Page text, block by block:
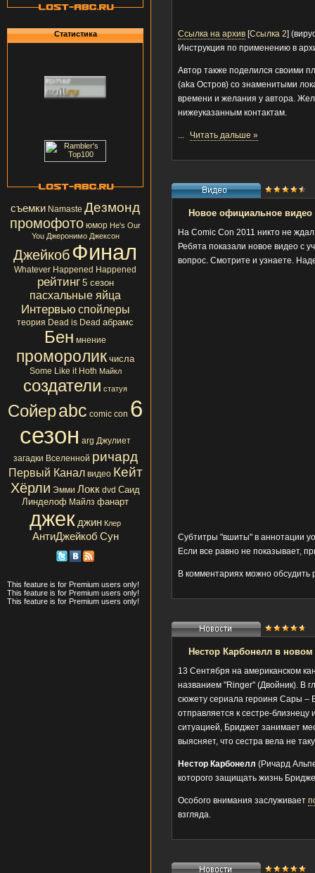
Статистика
съемки Namaste Дезмонд
промофото юмор He's Our
You Джеронимо Джексон
ДжейкобФинал
Whatever Happened Happened
рейтинг 5 сезон
пасхальные яйца
Интервью спойлеры
теория Dead is Dead абрамс
Бен мнение
проморолик числа
Some Like it Hoth Майкл
создатели статуя
Сойерabc comic con 6
сезон arg Джулиет
загадки Вселенной ричард
Первый Канал видео Кейт
Хёрли Эмми Локк dvd Саид
Линделоф Майлз фанарт
джек джин Клер
АнтиДжейкоб Сун
This feature is for Premium users only!
This feature is for Premium users only!
This feature is for Premium users only!
Ссылка на архив [Ссылка 2]
Инструкция по применению в
Автор также поделился своими
(aka Остров) со знаменитыми
времени и желания у автора.
нижеуказанным контактам.
... Читать дальше »
Новое официальное видео
На Comic Con 2011 никто не
Ребята показали новое видео с
вопрос. Смотрите и узнаете.
Субтитры "вшиты" в аннотации
Если все равно не показывает,
В комментариях можно обсудить
Нестор Карбонелл в
13 Сентября на американском
названием "Ringer" (Двойник). В
сюжету сериала героиня Сары –
отправляется к сестре-близнецу
ситуацией, Бриджет занимает
выясняет, что сестра вела не
Нестор Карбонелл (Ричард
которого защищать жизнь
Особого внимания заслуживает
взгляда.